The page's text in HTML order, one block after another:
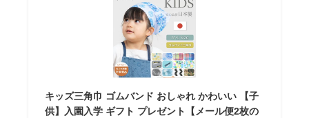
キッズ三角巾 ゴムバンド おしゃれ かわいい 【子
供】入園入学 ギフト プレゼント【メール便2枚の